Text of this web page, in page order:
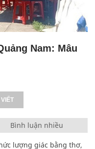
Nam: Mâu
Bình luận nhiều
lượng giác bằng thơ,